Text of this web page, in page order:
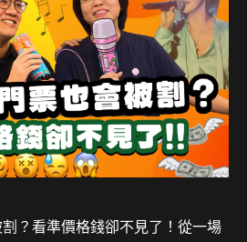
？看準價格錢卻不見了！從一場